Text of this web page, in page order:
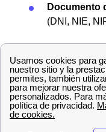
Documento
(DNI, NIE,
Si tienes una avería
L'Aldea, Iberdrola
gratuito disponible
diseñado para
eléctrico hasta